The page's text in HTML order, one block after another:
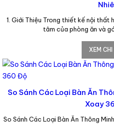
1. Giới Thiệu Trong thiết kế nội thất
tâm của phòng ăn và
XEM
So Sánh Các Loại Bàn Ăn
Xoay
So Sánh Các Loại Bàn Ăn Thông